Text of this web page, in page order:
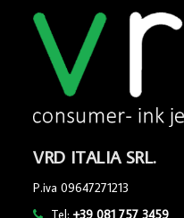
VRD ITALIA SRL.
P.iva 09647271213
Tel:+39 081 757 3459